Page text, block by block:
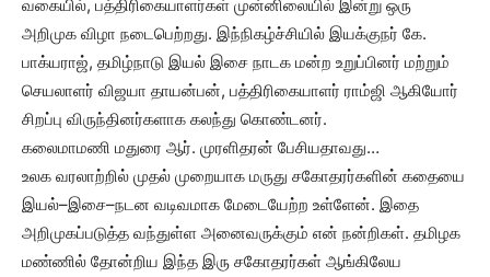
வகையில், பத்திரிகையாளர்கள் முன்னிலையில் இன்று ஒரு
அறிமுக விழா நடைபெற்றது. இந்நிகழ்ச்சியில் இயக்குநர் கே.
பாக்யராஜ், தமிழ்நாடு இயல் இசை நாடக மன்ற உறுப்பினர் மற்றும்
செயலாளர் விஜயா தாயன்பன், பத்திரிகையாளர் ராம்ஜி ஆகியோர்
சிறப்பு விருந்தினர்களாக கலந்து கொண்டனர்.
கலைமாமணி மதுரை ஆர். முரளிதரன் பேசியதாவது…
உலக வரலாற்றில் முதல் முறையாக மருது சகோதரர்களின் கதையை
இயல்–இசை–நடன வடிவமாக மேடையேற்ற உள்ளேன். இதை
அறிமுகப்படுத்த வந்துள்ள அனைவருக்கும் என் நன்றிகள். தமிழக
மண்ணில் தோன்றிய இந்த இரு சகோதரர்கள் ஆங்கிலேய